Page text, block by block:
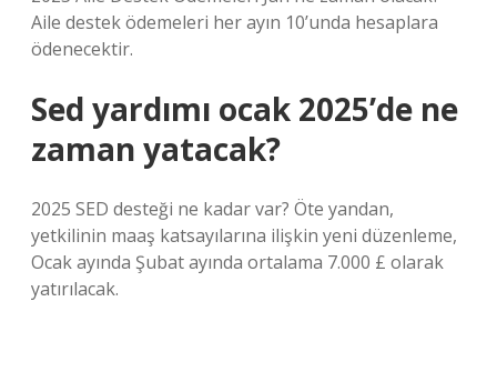
Aile destek ödemeleri her ayın 10’unda hesaplara
ödenecektir.
Sed yardımı ocak 2025’de ne
zaman yatacak?
2025 SED desteği ne kadar var? Öte yandan,
yetkilinin maaş katsayılarına ilişkin yeni düzenleme,
Ocak ayında Şubat ayında ortalama 7.000 £ olarak
yatırılacak.